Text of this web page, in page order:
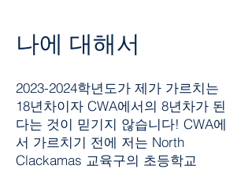
나에 대해서
2023-2024학년도가 제가 가르치는
18년차이자 CWA에서의 8년차가 된
다는 것이 믿기지 않습니다! CWA에
서 가르치기 전에 저는 North
Clackamas 교육구의 초등학교